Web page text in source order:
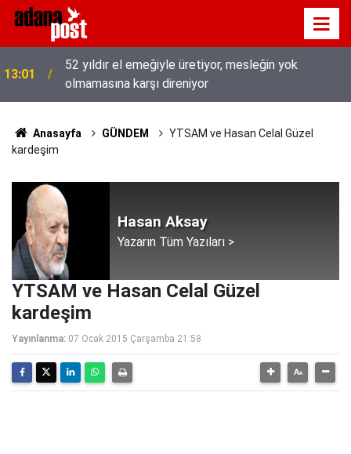
13:01
52 yıldır el emeğiyle üretiyor, mesleğin yok
olmamasına karşı direniyor
Anasayfa GÜNDEM
YTSAM ve Hasan Celal Güzel
kardeşim
Hasan Aksay
Yazarın Tüm Yazıları >
YTSAM ve Hasan Celal Güzel
kardeşim
Yayınlanma: 07 Ocak 2015 Çarşamba 21:58